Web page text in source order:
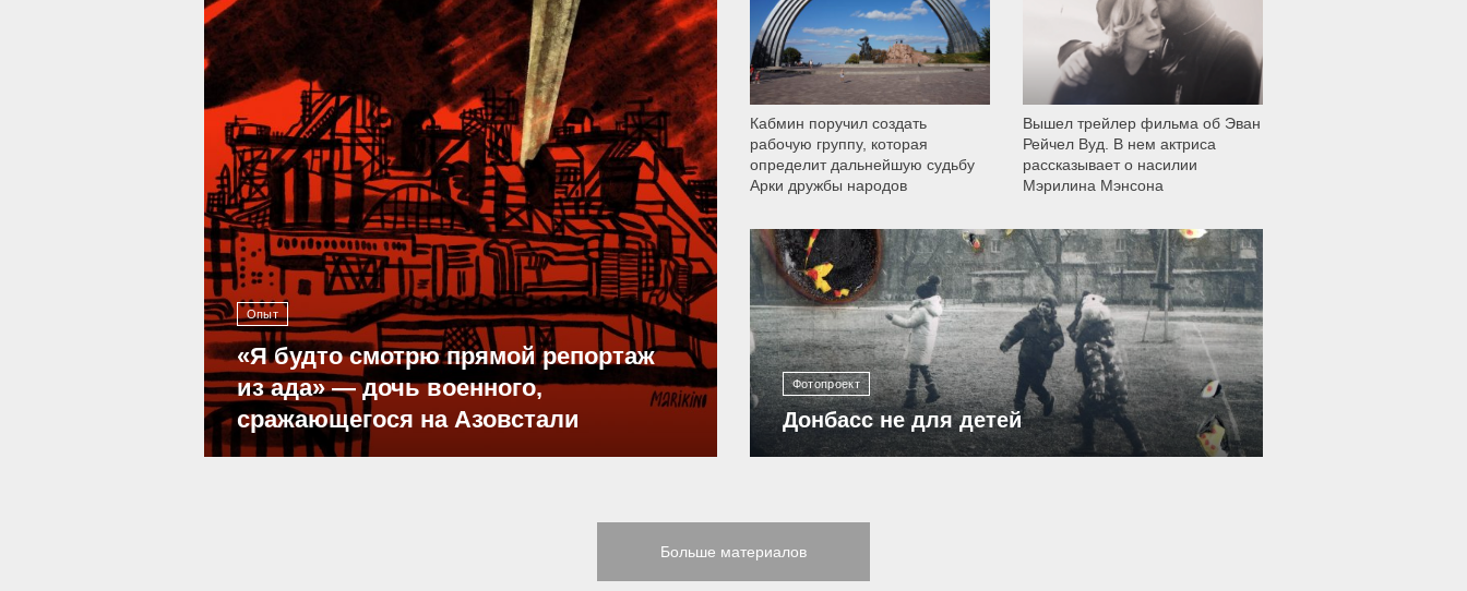
Опыт
«Я будто смотрю прямой репортаж
из ада» — дочь военного,
сражающегося на Азовстали
Кабмин поручил создать
рабочую группу, которая
определит дальнейшую судьбу
Арки дружбы народов
Вышел трейлер фильма об Эван
Рейчел Вуд. В нем актриса
рассказывает о насилии
Мэрилина Мэнсона
Фотопроект
Донбасс не для детей
12 298
Больше материалов